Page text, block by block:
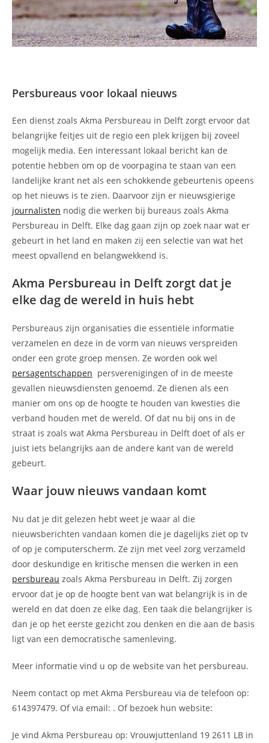
Persbureaus voor lokaal nieuws
Een dienst zoals Akma Persbureau in Delft zorgt ervoor dat
belangrijke feitjes uit de regio een plek krijgen bij zoveel
mogelijk media. Een interessant lokaal bericht kan de
potentie hebben om op de voorpagina te staan van een
landelijke krant net als een schokkende gebeurtenis opeens
op het nieuws is te zien. Daarvoor zijn er nieuwsgierige
journalisten nodig die werken bij bureaus zoals Akma
Persbureau in Delft. Elke dag gaan zijn op zoek naar wat er
gebeurt in het land en maken zij een selectie van wat het
meest opvallend en belangwekkend is.
Akma Persbureau in Delft zorgt dat je
elke dag de wereld in huis hebt
Persbureaus zijn organisaties die essentiële informatie
verzamelen en deze in de vorm van nieuws verspreiden
onder een grote groep mensen. Ze worden ook wel
persagentschappen persverenigingen of in de meeste
gevallen nieuwsdiensten genoemd. Ze dienen als een
manier om ons op de hoogte te houden van kwesties die
verband houden met de wereld. Of dat nu bij ons in de
straat is zoals wat Akma Persbureau in Delft doet of als er
juist iets belangrijks aan de andere kant van de wereld
gebeurt.
Waar jouw nieuws vandaan komt
Nu dat je dit gelezen hebt weet je waar al die
nieuwsberichten vandaan komen die je dagelijks ziet op tv
of op je computerscherm. Ze zijn met veel zorg verzameld
door deskundige en kritische mensen die werken in een
persbureau zoals Akma Persbureau in Delft. Zij zorgen
ervoor dat je op de hoogte bent van wat belangrijk is in de
wereld en dat doen ze elke dag. Een taak die belangrijker is
dan je op het eerste gezicht zou denken en die aan de basis
ligt van een democratische samenleving.
Meer informatie vind u op de website van het persbureau.
Neem contact op met Akma Persbureau via de telefoon op:
614397479. Of via email: . Of bezoek hun website:
Je vind Akma Persbureau op: Vrouwjuttenland 19 2611 LB in